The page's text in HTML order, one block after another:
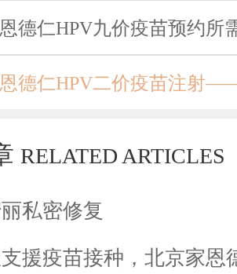
恩德仁HPV九价疫苗预约所
德仁HPV二价疫苗注射
RELATED ARTICLES
私密修复
援疫苗接种，北京家恩